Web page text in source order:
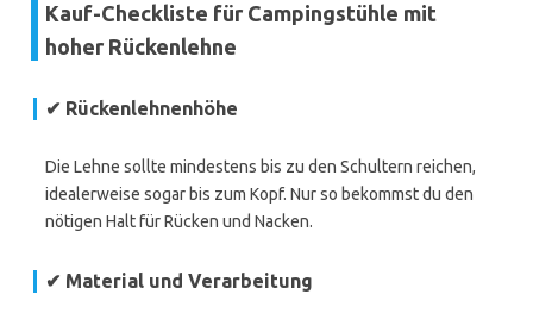
Kauf-Checkliste für Campingstühle mit
hoher Rückenlehne
✔ Rückenlehnenhöhe
Die Lehne sollte mindestens bis zu den Schultern reichen,
idealerweise sogar bis zum Kopf. Nur so bekommst du den
nötigen Halt für Rücken und Nacken.
✔ Material und Verarbeitung